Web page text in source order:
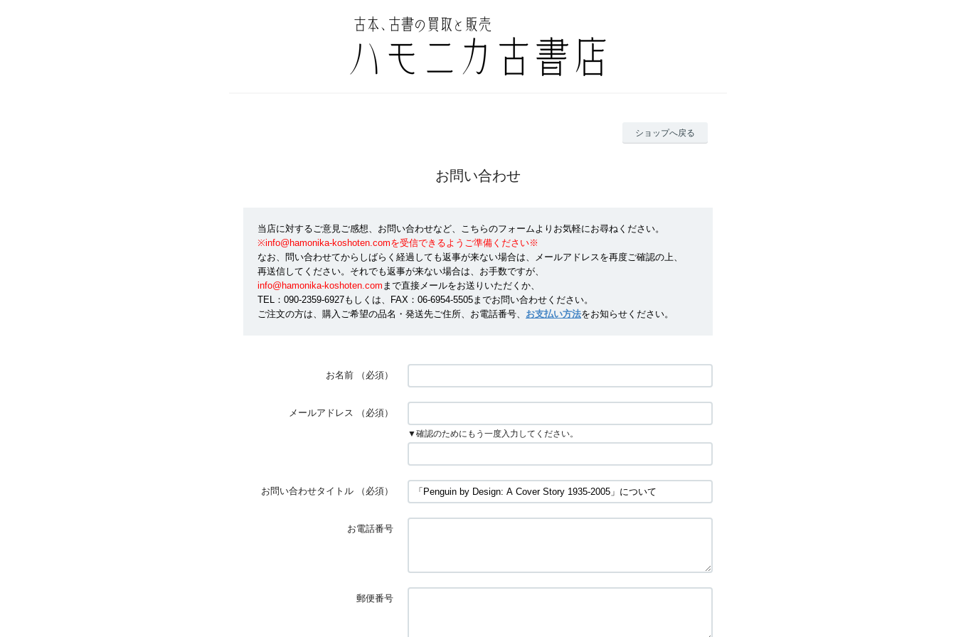
ショップへ戻る
お問い合わせ
当店に対するご意見ご感想、お問い合わせなど、こちらのフォームよりお気軽にお尋ねください。
※info@hamonika-koshoten.comを受信できるようご準備ください※
なお、問い合わせてからしばらく経過しても返事が来ない場合は、メールアドレスを再度ご確認の上、
再送信してください。それでも返事が来ない場合は、お手数ですが、
info@hamonika-koshoten.com まで直接メールをお送りいただくか、
TEL：090-2359-6927もしくは、FAX：06-6954-5505までお問い合わせください。
ご注文の方は、購入ご希望の品名・発送先ご住所、お電話番号、 お支払い方法をお知らせください。
お名前 （必須）
メールアドレス （必須）
▼確認のためにもう一度入力してください。
お問い合わせタイトル （必須）
お電話番号
郵便番号